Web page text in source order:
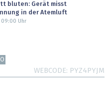
bluten: Gerät misst
in der Atemluft
09:00 Uhr
WEBCODE PYZ4PYJM